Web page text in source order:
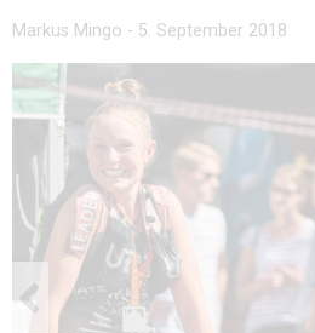
Markus Mingo - 5. September 2018